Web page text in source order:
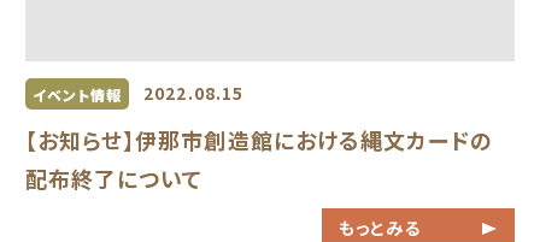
イベント情報 2022.08.15
【お知らせ】伊那市創造館における縄文カードの
配布終了について
もっとみる